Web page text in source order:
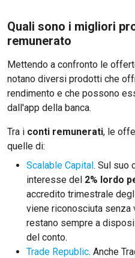
Quali sono i migliori
remunerato
Mettendo a confronto le
notano diversi prodotti che
rendimento e che possono
dall'app della banca.
Tra i conti remunerati, le
quelle di:
Scalable Capital. Sul suo
interesse del 2% lordo
accredito trimestrale
viene riconosciuta senza
restano sempre a
del conto.
Trade Republic. Anche